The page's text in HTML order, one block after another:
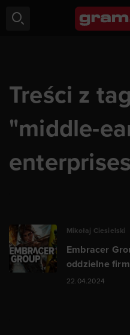
Treści z
"middle-
Mikołaj Ciesielski
Embracer
oddzielne
22.04.2024